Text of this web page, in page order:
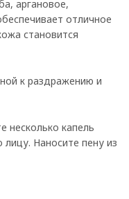
аргановое,
отличное
становится
к раздражению и
несколько капель
Наносите пену из